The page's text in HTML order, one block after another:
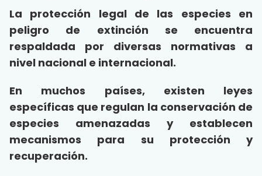
La protección legal de las especies en
peligro de extinción se encuentra
respaldada por diversas normativas a
nivel nacional e internacional.
En muchos países, existen leyes
específicas que regulan la conservación de
especies amenazadas y establecen
mecanismos para su protección y
recuperación.